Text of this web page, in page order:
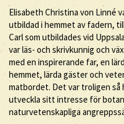
Elisabeth Christina von Linné
utbildad i hemmet av fadern,
Carl som utbildades vid
var läs- och skrivkunnig och
med en inspirerande far, en
hemmet, lärda gäster och
matbordet. Det var troligen
utveckla sitt intresse för
naturvetenskapliga